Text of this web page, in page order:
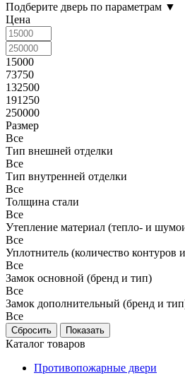
Подберите дверь по параметрам ▼
Цена
15000
73750
132500
191250
250000
Размер
Все
Тип внешней отделки
Все
Тип внутренней отделки
Все
Толщина стали
Все
Утепление материал (тепло- и
Все
Уплотнитель (количество контуров
Все
Замок основной (бренд и тип)
Все
Замок дополнительный (бренд и
Все
Каталог товаров
Противопожарные двери